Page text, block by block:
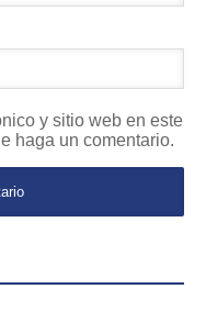
y sitio web en este
haga un comentario.